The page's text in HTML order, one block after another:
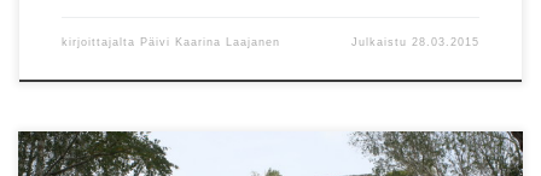
kirjoittajalta Päivi Kaarina Laajanen Julkaistu 28.03.2015